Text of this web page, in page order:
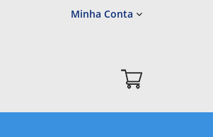
Minha Conta